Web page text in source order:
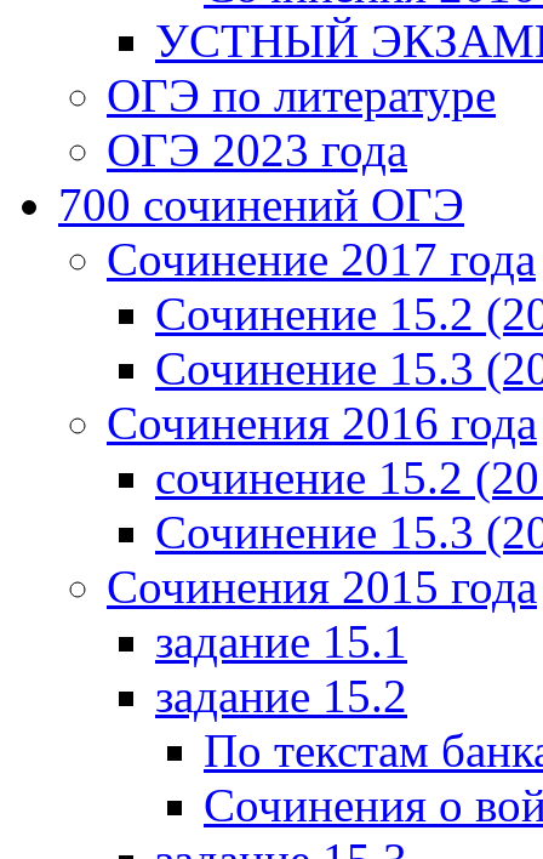
УСТНЫЙ
ОГЭ по литературе
ОГЭ 2023 года
700 cочинений ОГЭ
Сочинение 2017 года
Сочинение 15.2
Сочинение 15.3
Сочинения 2016 года
сочинение 15.2
Сочинение 15.3
Сочинения 2015 года
задание 15.1
задание 15.2
По текстам
Сочинения о